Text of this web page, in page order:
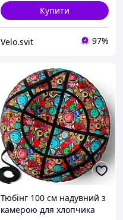
Купити
Velo.svit 97%
Тюбінг 100 см надувний з
камерою для хлопчика